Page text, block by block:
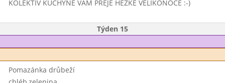
KOLEKTIV KUCHYNĚ VÁM PŘEJE HEZKÉ VELIKONOCE :-)
Týden 15
Pomazánka drůbeží